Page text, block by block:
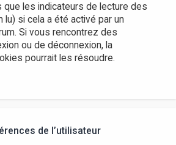
les indicateurs de lecture des
lu) si cela a été activé par un
Si vous rencontrez des
ou de déconnexion, la
pourrait les résoudre.
de l’utilisateur